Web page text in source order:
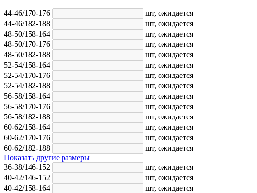
44-46/170-176 шт, ожидается
44-46/182-188
шт, ожидается
48-50/158-164
шт, ожидается
48-50/170-176
шт, ожидается
48-50/182-188
шт, ожидается
52-54/158-164
шт, ожидается
52-54/170-176
шт, ожидается
52-54/182-188
шт, ожидается
56-58/158-164
шт, ожидается
56-58/170-176
шт, ожидается
56-58/182-188
шт, ожидается
60-62/158-164
шт, ожидается
60-62/170-176
шт, ожидается
60-62/182-188
шт, ожидается
Показать другие размеры
36-38/146-152
шт, ожидается
40-42/146-152
шт, ожидается
40-42/158-164
шт, ожидается